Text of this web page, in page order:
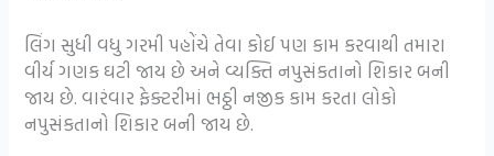
લિંગ સુધી વધુ ગરમી પહોંચે તેવા કોઈ પણ કામ કરવાથી તમારા
વીર્ય ગણક ઘટી જાય છે અને વ્યક્તિ નપુસંકતાનો શિકાર બની
જાય છે. વારંવાર ફેક્ટરીમાં ભઠ્ઠી નજીક કામ કરતા લોકો
નપુસંકતાનો શિકાર બની જાય છે.